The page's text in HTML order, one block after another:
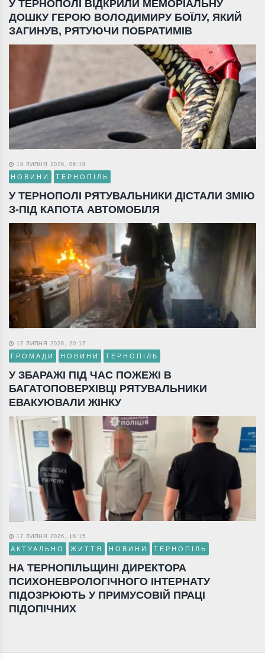
У ТЕРНОПОЛІ ВІДКРИЛИ МЕМОРІАЛЬНУ
ДОШКУ ГЕРОЮ ВОЛОДИМИРУ БОЇЛУ, ЯКИЙ
ЗАГИНУВ, РЯТУЮЧИ ПОБРАТИМІВ
18 ЛИПНЯ 2026, 06:19
НОВИНИ ТЕРНОПІЛЬ
У ТЕРНОПОЛІ РЯТУВАЛЬНИКИ ДІСТАЛИ ЗМІЮ
З-ПІД КАПОТА АВТОМОБІЛЯ
17 ЛИПНЯ 2026, 20:17
ГРОМАДИ НОВИНИ ТЕРНОПІЛЬ
У ЗБАРАЖІ ПІД ЧАС ПОЖЕЖІ В
БАГАТОПОВЕРХІВЦІ РЯТУВАЛЬНИКИ
ЕВАКУЮВАЛИ ЖІНКУ
17 ЛИПНЯ 2026, 18:15
АКТУАЛЬНО ЖИТТЯ НОВИНИ ТЕРНОПІЛЬ
НА ТЕРНОПІЛЬЩИНІ ДИРЕКТОРА
ПСИХОНЕВРОЛОГІЧНОГО ІНТЕРНАТУ
ПІДОЗРЮЮТЬ У ПРИМУСОВІЙ ПРАЦІ
ПІДОПІЧНИХ